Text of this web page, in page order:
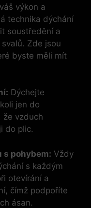
výkon⁤ a
technika⁢ dýchání
soustředění a
Zde jsou‌
byste měli⁣ mít
Dýchejte
jen do
že ‌vzduch
do ​plic.
‍s pohybem: Vždy‍
s ⁣každým
otevírání a
čímž podpoříte
ásan.